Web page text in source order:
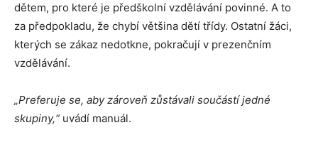
dětem, pro které je předškolní vzdělávání povinné. A to
za předpokladu, že chybí většina dětí třídy. Ostatní žáci,
kterých se zákaz nedotkne, pokračují v prezenčním
vzdělávání.
„Preferuje se, aby zároveň zůstávali součástí jedné
skupiny,“ uvádí manuál.